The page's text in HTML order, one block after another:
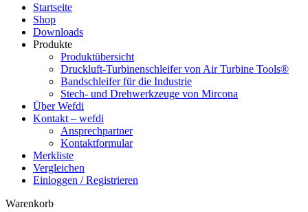
Startseite
Shop
Downloads
Produkte
Produktübersicht
Druckluft-Turbinenschleifer von Air Turbine Tools®
Bandschleifer für die Industrie
Stech- und Drehwerkzeuge von Mircona
Über Wefdi
Kontakt – wefdi
Ansprechpartner
Kontaktformular
Merkliste
Vergleichen
Einloggen / Registrieren
Warenkorb